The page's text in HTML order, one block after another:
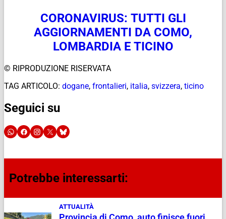
CORONAVIRUS: TUTTI GLI
AGGIORNAMENTI DA COMO,
LOMBARDIA E TICINO
© RIPRODUZIONE RISERVATA
TAG ARTICOLO: dogane, frontalieri, italia, svizzera, ticino
Seguici su
Potrebbe interessarti:
ATTUALITÀ